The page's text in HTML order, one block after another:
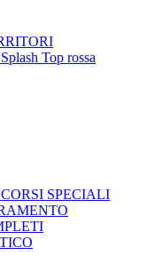
Top rossa
SPECIALI